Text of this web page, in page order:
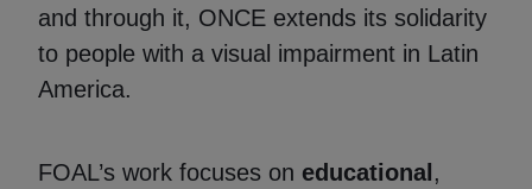
and through it, ONCE extends its solidarity
to people with a visual impairment in Latin
America.
FOAL’s work focuses on educational ,